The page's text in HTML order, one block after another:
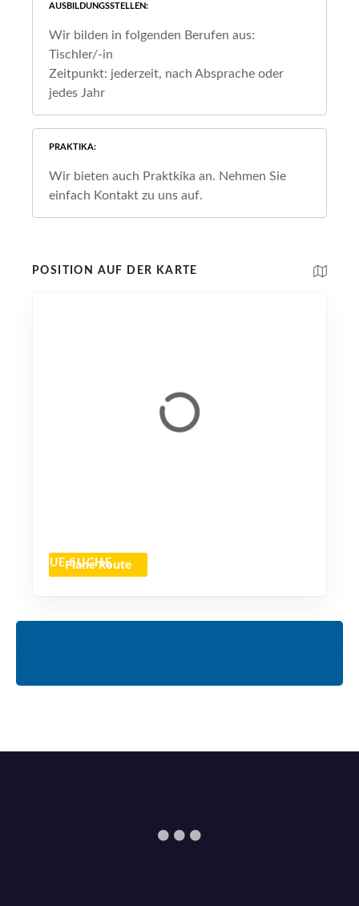
AUSBILDUNGSSTELLEN
Wir bilden in folgenden Berufen aus:
Tischler/-in
Zeitpunkt: jederzeit, nach Absprache oder
jedes Jahr
PRAKTIKA
Wir bieten auch Praktkika an. Nehmen Sie
einfach Kontakt zu uns auf.
POSITION AUF DER KARTE
Plane Route
NEUE SUCHE